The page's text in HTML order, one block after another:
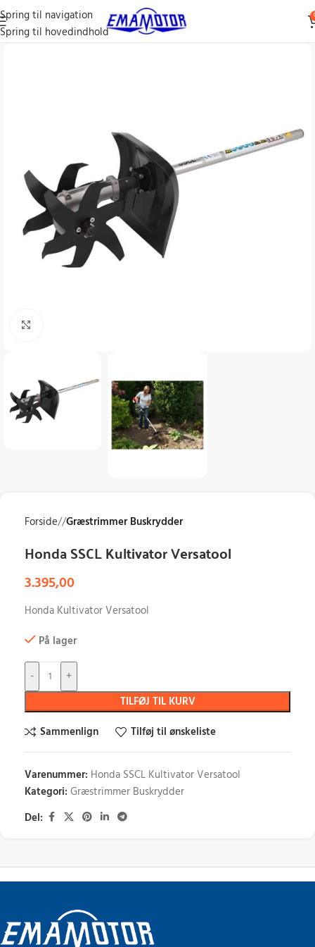
Spring til navigation
Spring til hovedindhold
Forside/ Græstrimmer Buskrydder
Honda SSCL Kultivator Versatool
3.395,00
Honda Kultivator Versatool
På lager
-
+
TILFØJ TIL KURV
Sammenlign
Tilføj til ønskeliste
Varenummer: Honda SSCL Kultivator Versatool
Kategori: Græstrimmer Buskrydder
Del: